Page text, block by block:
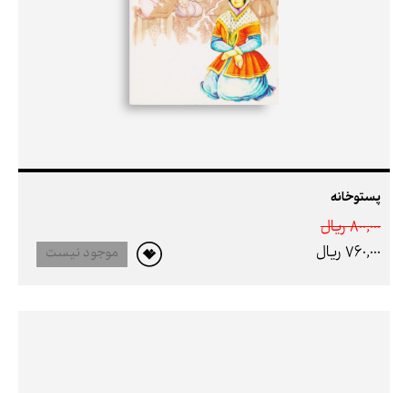
پستوخانه
800,000 ريال
760,000 ريال
موجود نیست